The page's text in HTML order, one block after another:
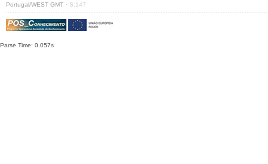
Portugal/WEST GMT · S:147
Parse Time: 0.057s